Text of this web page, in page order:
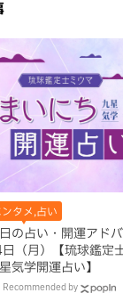
ンタメ,占い
の占い・開運アド
（月）【琉球鑑定
気学開運占い】
Recommended by